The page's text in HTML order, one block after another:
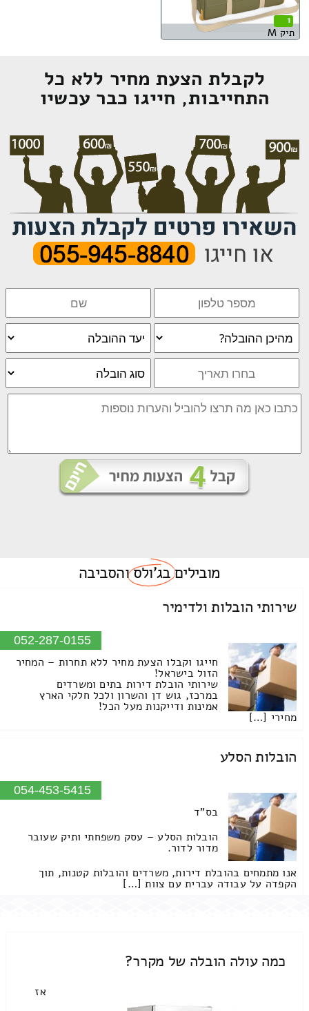
1
תיק M
לקבלת הצעת מחיר ללא כל
התחייבות, חייגו כבר עכשיו
מוביליםבג'ולסוהסביבה
שירותי הובלות ולדימיר
052-287-0155
חייגו וקבלו הצעת מחיר ללא תחרות – המחיר
הזול בישראל!
שירותי הובלת דירות בתים ומשרדים
במרכז, גוש דן והשרון ולכל חלקי הארץ
אמינות ודייקנות מעל הכל!
מחירי […]
הובלות הסלע
054-453-5415
בס"ד
הובלות הסלע – עסק משפחתי ותיק שעובר
מדור לדור.
אנו מתמחים בהובלת דירות, משרדים והובלות קטנות, תוך
הקפדה על עבודה עברית עם צוות […]
כמה עולה הובלה של מקרר?
אז